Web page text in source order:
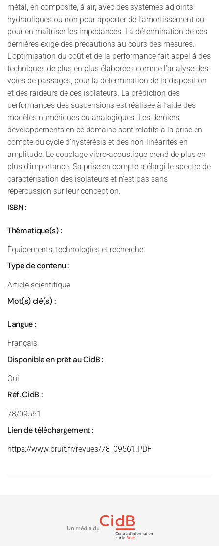
métal, en composite, à air, avec des systèmes adjoints
hydrauliques ou non pour apporter de l’amortissement ou
pour en maîtriser les impédances. La détermination de ces
dernières exige des précautions au cours des mesures.
L’optimisation du coût et de la performance fait appel à des
techniques de plus en plus élaborées comme l’analyse des
voies de passages, pour la détermination de la disposition
et des raideurs de ces isolateurs. La prédiction des
performances des suspensions est réalisée à l’aide des
modèles numériques ou analogiques. Les derniers
développements en ce domaine sont relatifs à la prise en
compte du cycle d’hystérésis et des non-linéarités en
amplitude. Le couplage vibro-acoustique prend de plus en
plus d’importance. Sa prise en compte a élargi le spectre de
caractérisation des isolateurs et n’est pas sans
répercussion sur leur conception.
ISBN :
Thématique(s) :
Équipements, technologies et recherche
Type de contenu :
Article scientifique
Mot(s) clé(s) :
Langue :
Français
Disponible en prêt au CidB :
Oui
Réf. CidB :
78/09561
Lien de téléchargement :
https://www.bruit.fr/revues/78_09561.PDF